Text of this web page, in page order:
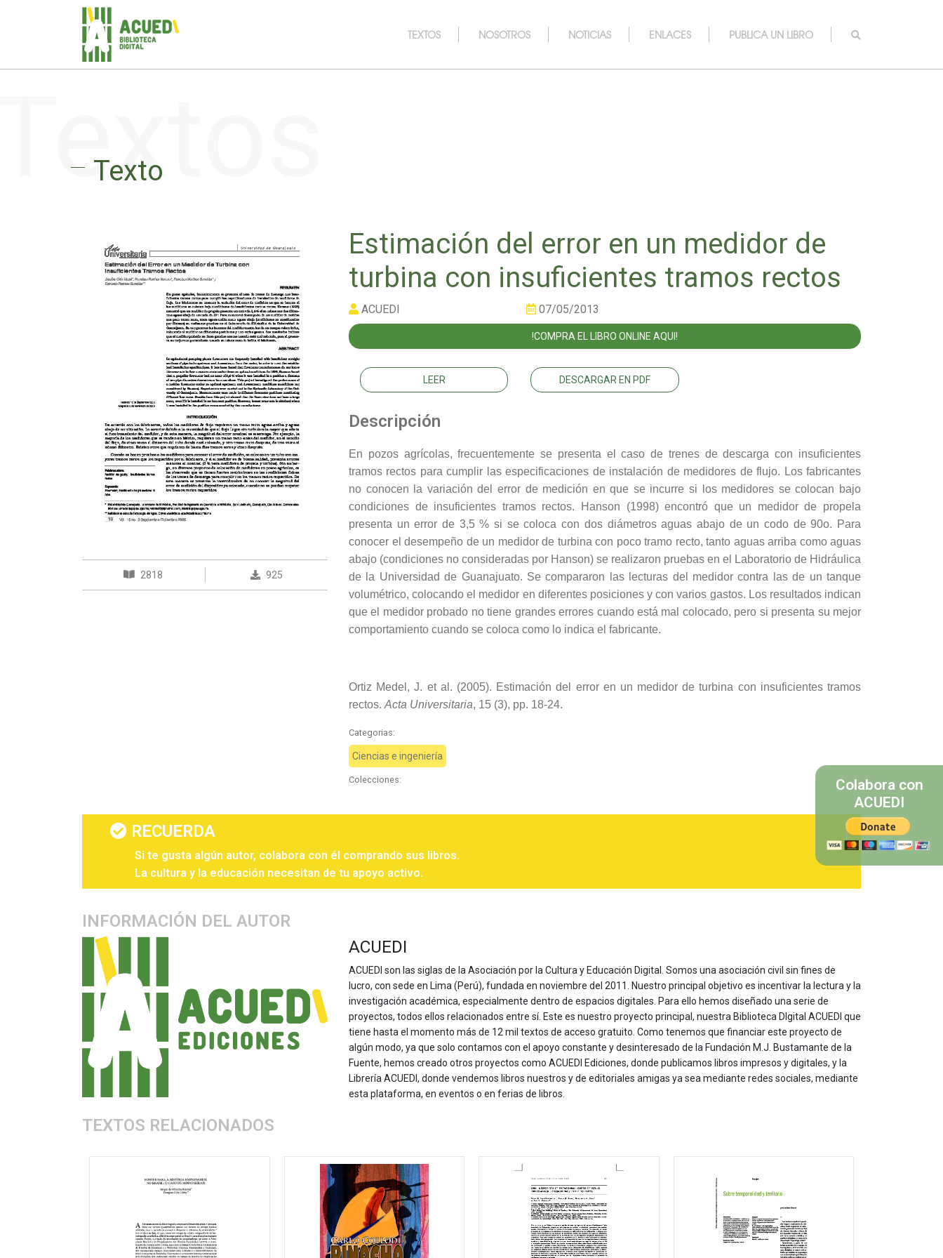
TEXTOS NOSOTROS NOTICIAS ENLACES PUBLICA UN LIBRO
Texto
2818 925
Estimación del error en un medidor de
turbina con insuficientes tramos rectos
ACUEDI 07/05/2013
!COMPRA EL LIBRO ONLINE AQUI!
LEER DESCARGAR EN PDF
Descripción
En pozos agrícolas, frecuentemente se presenta el caso de trenes de descarga con insuficientes
tramos rectos para cumplir las especificaciones de instalación de medidores de flujo. Los fabricantes
no conocen la variación del error de medición en que se incurre si los medidores se colocan bajo
condiciones de insuficientes tramos rectos. Hanson (1998) encontró que un medidor de propela
presenta un error de 3,5 % si se coloca con dos diámetros aguas abajo de un codo de 90o. Para
conocer el desempeño de un medidor de turbina con poco tramo recto, tanto aguas arriba como aguas
abajo (condiciones no consideradas por Hanson) se realizaron pruebas en el Laboratorio de Hidráulica
de la Universidad de Guanajuato. Se compararon las lecturas del medidor contra las de un tanque
volumétrico, colocando el medidor en diferentes posiciones y con varios gastos. Los resultados indican
que el medidor probado no tiene grandes errores cuando está mal colocado, pero si presenta su mejor
comportamiento cuando se coloca como lo indica el fabricante.
Ortiz Medel, J. et al. (2005). Estimación del error en un medidor de turbina con insuficientes tramos
rectos. Acta Universitaria, 15 (3), pp. 18-24.
Categorias:
Ciencias e ingeniería
Colecciones:
RECUERDA
Si te gusta algún autor, colabora con él comprando sus libros.
La cultura y la educación necesitan de tu apoyo activo.
INFORMACIÓN DEL AUTOR
ACUEDI
ACUEDI son las siglas de la Asociación por la Cultura y Educación Digital. Somos una asociación civil sin fines de
lucro, con sede en Lima (Perú), fundada en noviembre del 2011. Nuestro principal objetivo es incentivar la lectura y la
investigación académica, especialmente dentro de espacios digitales. Para ello hemos diseñado una serie de
proyectos, todos ellos relacionados entre sí. Este es nuestro proyecto principal, nuestra Biblioteca DIgital ACUEDI que
tiene hasta el momento más de 12 mil textos de acceso gratuito. Como tenemos que financiar este proyecto de
algún modo, ya que solo contamos con el apoyo constante y desinteresado de la Fundación M.J. Bustamante de la
Fuente, hemos creado otros proyectos como ACUEDI Ediciones, donde publicamos libros impresos y digitales, y la
Librería ACUEDI, donde vendemos libros nuestros y de editoriales amigas ya sea mediante redes sociales, mediante
esta plataforma, en eventos o en ferias de libros.
TEXTOS RELACIONADOS
Colabora con
ACUEDI